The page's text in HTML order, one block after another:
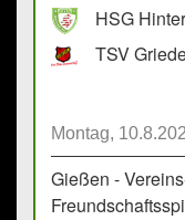
HSG
TSV
Montag,
Gießen -